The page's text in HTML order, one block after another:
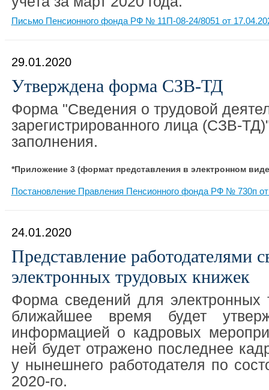
Письмо Пенсионного фонда РФ № 11П-08-24/8051 от
29.01.2020
Утверждена форма СЗВ-ТД
Форма "Сведения о трудовой
зарегистрированного лица (СЗВ-
заполнения.
*Приложение 3 (формат представления в электронном
Постановление Правления Пенсионного фонда РФ № 730п от
24.01.2020
Представление работодателями
электронных трудовых книжек
Форма сведений для электронных
ближайшее время будет
информацией о кадровых
ней будет отражено последнее
у нынешнего работодателя по
2020-го.